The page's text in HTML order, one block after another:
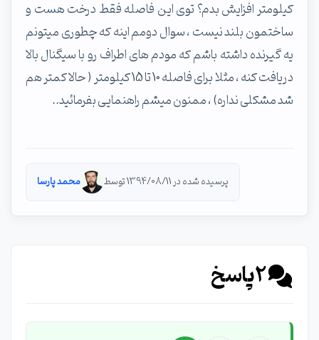
کیلومتر افزایش بدم؟ توی این فاصله فقط درخت هست و
ساختمون بلند نیست ، سوال دومم اینه که چطوری میتونم
یه گیرنده داشته باشم که مودم های اطراف رو با سیگنال بالا
دریافت کنه ، مثلا برای فاصله 10 تا 15 کیلومتر ( حالا کمتر هم
شد مشکلی نداره) ، ممنون میشم راهنمایی بفرمائید..
پرسیده شده در 1394/08/11 توسط محمد پارسا
2پاسخ